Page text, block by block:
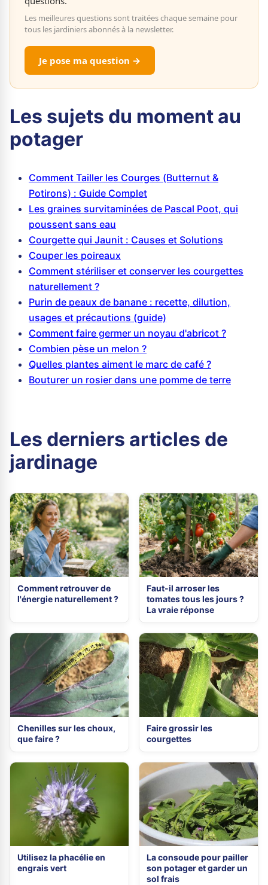
Les meilleures questions sont traitées chaque semaine pour
tous les jardiniers abonnés à la newsletter.
Je pose ma question →
Les sujets du moment au
potager
Comment Tailler les Courges (Butternut &
Potirons) : Guide Complet
Les graines survitaminées de Pascal Poot, qui
poussent sans eau
Courgette qui Jaunit : Causes et Solutions
Couper les poireaux
Comment stériliser et conserver les courgettes
naturellement ?
Purin de peaux de banane : recette, dilution,
usages et précautions (guide)
Comment faire germer un noyau d'abricot ?
Combien pèse un melon ?
Quelles plantes aiment le marc de café ?
Bouturer un rosier dans une pomme de terre
Les derniers articles de
jardinage
Comment retrouver de
l'énergie naturellement ?
Faut-il arroser les
tomates tous les jours ?
La vraie réponse
Chenilles sur les choux,
que faire ?
Faire grossir les
courgettes
Utilisez la phacélie en
engrais vert
La consoude pour pailler
son potager et garder un
sol frais